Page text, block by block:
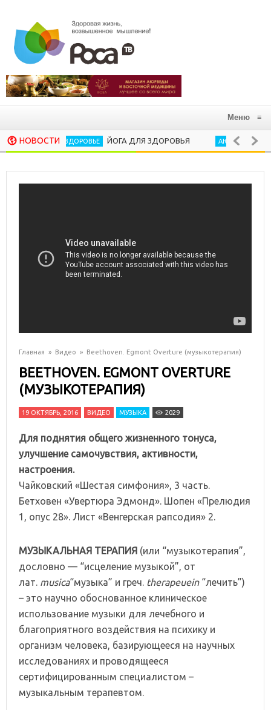
Меню ≡
НОВОСТИ
ЗДОРОВЬЕ ЙОГА ДЛЯ ЗДОРОВЬЯ АЮРВЕДА В
Главная » Видео » Beethoven. Egmont Overture (музыкотерапия)
BEETHOVEN. EGMONT OVERTURE
(МУЗЫКОТЕРАПИЯ)
19 ОКТЯБРЬ, 2016 ВИДЕО МУЗЫКА 2029
Для поднятия общего жизненного тонуса,
улучшение самочувствия, активности,
настроения.
Чайковский «Шестая симфония», 3 часть.
Бетховен «Увертюра Эдмонд». Шопен «Прелюдия
1, опус 28». Лист «Венгерская рапсодия» 2.
МУЗЫКАЛЬНАЯ ТЕРАПИЯ (или “музыкотерапия”,
дословно — “исцеление музыкой”, от
лат. musica“музыка” и греч. therapeuein“лечить”)
– это научно обоснованное клиническое
использование музыки для лечебного и
благоприятного воздействия на психику и
организм человека, базирующееся на научных
исследованиях и проводящееся
сертифицированным специалистом –
музыкальным терапевтом.